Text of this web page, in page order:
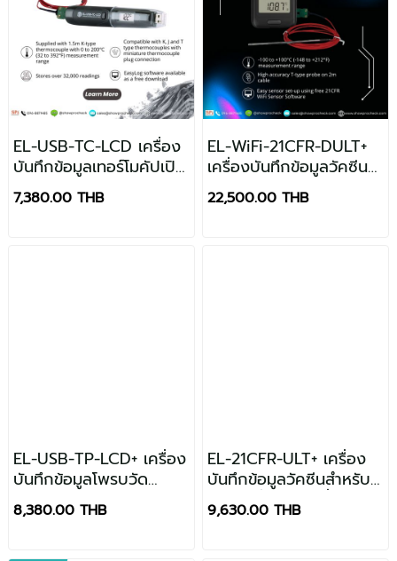
EL-USB-TC-LCD เครื่อง
บันทึกข้อมูลเทอร์โมคัปเปิล
พร้อมหน้าจอ LCD
7,380.00 THB
EL-WiFi-21CFR-DULT+
เครื่องบันทึกข้อมูลวัคซีน
ด้วยการแช่แข็งด้วย WiFi
แบบ Dual Channel
22,500.00 THB
EL-USB-TP-LCD+ เครื่อง
บันทึกข้อมูลโพรบวัด
อุณหภูมิพร้อมหน้าจอ
LCD
8,380.00 THB
EL-21CFR-ULT+ เครื่อง
บันทึกข้อมูลวัคซีนสำหรับ
แช่แข็งที่อุณหภูมิต่ำเป็น
พิเศษตามมาตรฐาน
9,630.00 THB